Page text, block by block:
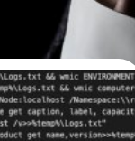
ป็นครูสอนแอ